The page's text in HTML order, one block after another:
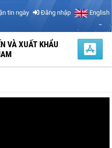
tin ngày Đăng nhập English
VÀ XUẤT KHẨU